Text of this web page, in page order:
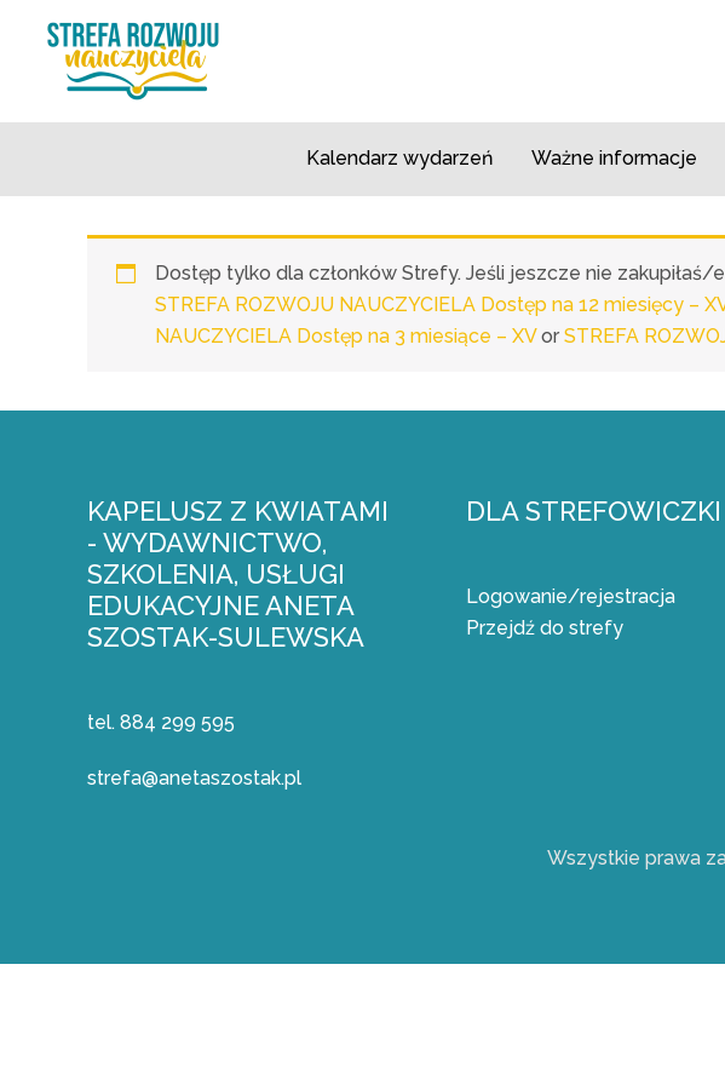
Kalendarz wydarzeń Ważne informacje
Dostęp tylko dla członków Strefy. Jeśli jeszcze nie
STREFA ROZWOJU NAUCZYCIELA Dostęp na 12 miesięcy –
NAUCZYCIELA Dostęp na 3 miesiące – XVor STREFA
KAPELUSZ Z KWIATAMI
- WYDAWNICTWO,
SZKOLENIA, USŁUGI
EDUKACYJNE ANETA
SZOSTAK-SULEWSKA
tel. 884 299 595
strefa@anetaszostak.pl
DLA STREFOWICZKI
Logowanie/rejestracja
Przejdź do strefy
Wszystkie prawa